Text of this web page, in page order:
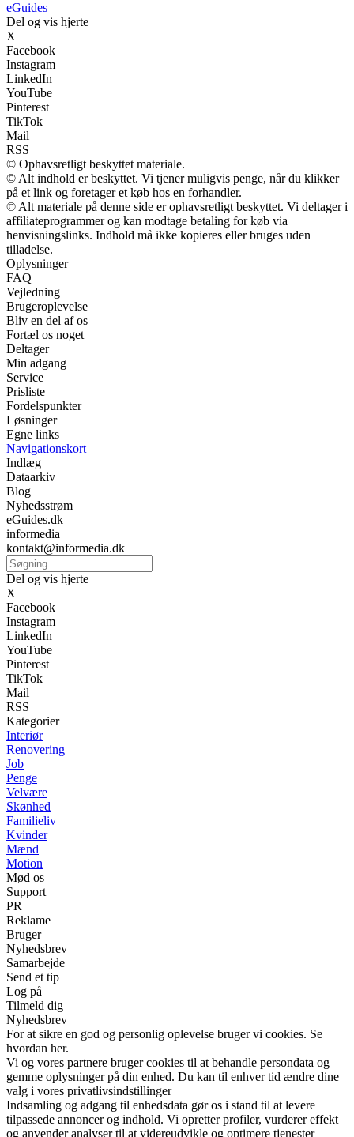
eGuides
Del og vis hjerte
X
Facebook
Instagram
LinkedIn
YouTube
Pinterest
TikTok
Mail
RSS
© Ophavsretligt beskyttet materiale.
© Alt indhold er beskyttet. Vi tjener muligvis penge, når du klikker
på et link og foretager et køb hos en forhandler.
© Alt materiale på denne side er ophavsretligt beskyttet. Vi deltager i
affiliateprogrammer og kan modtage betaling for køb via
henvisningslinks. Indhold må ikke kopieres eller bruges uden
tilladelse.
Oplysninger
FAQ
Vejledning
Brugeroplevelse
Bliv en del af os
Fortæl os noget
Deltager
Min adgang
Service
Prisliste
Fordelspunkter
Løsninger
Egne links
Navigationskort
Indlæg
Dataarkiv
Blog
Nyhedsstrøm
eGuides.dk
informedia
kontakt@informedia.dk
Del og vis hjerte
X
Facebook
Instagram
LinkedIn
YouTube
Pinterest
TikTok
Mail
RSS
Kategorier
Interiør
Renovering
Job
Penge
Velvære
Skønhed
Familieliv
Kvinder
Mænd
Motion
Mød os
Support
PR
Reklame
Bruger
Nyhedsbrev
Samarbejde
Send et tip
Log på
Tilmeld dig
Nyhedsbrev
For at sikre en god og personlig oplevelse bruger vi cookies. Se
hvordan her.
Vi og vores partnere bruger cookies til at behandle persondata og
gemme oplysninger på din enhed. Du kan til enhver tid ændre dine
valg i vores privatlivsindstillinger
Indsamling og adgang til enhedsdata gør os i stand til at levere
tilpassede annoncer og indhold. Vi opretter profiler, vurderer effekt
og anvender analyser til at videreudvikle og optimere tjenester